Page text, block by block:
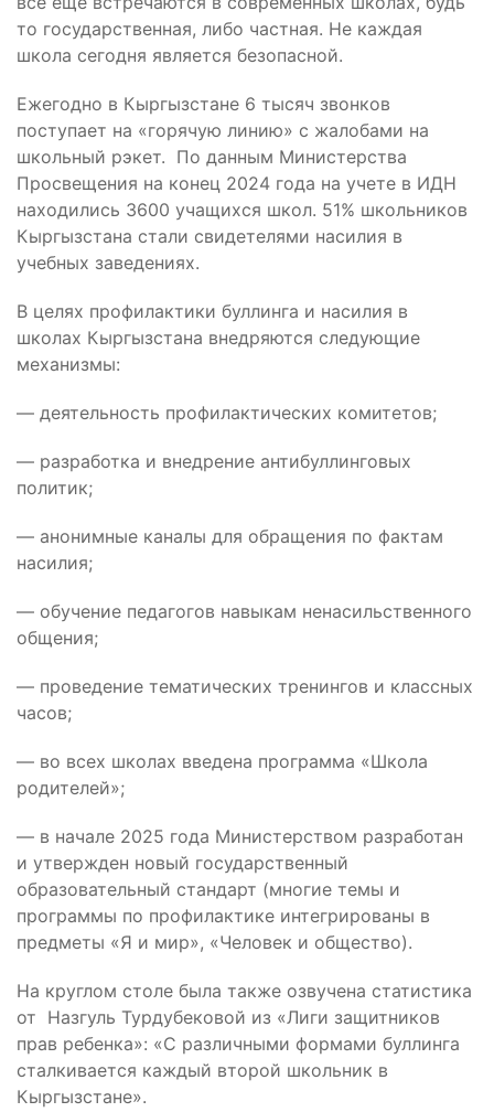
то государственная, либо частная. Не каждая
школа сегодня является безопасной.
Ежегодно в Кыргызстане 6 тысяч звонков
поступает на «горячую линию» с жалобами на
школьный рэкет. По данным Министерства
Просвещения на конец 2024 года на учете в ИДН
находились 3600 учащихся школ. 51% школьников
Кыргызстана стали свидетелями насилия в
учебных заведениях.
В целях профилактики буллинга и насилия в
школах Кыргызстана внедряются следующие
механизмы:
— деятельность профилактических комитетов;
— разработка и внедрение антибуллинговых
политик;
— анонимные каналы для обращения по фактам
насилия;
— обучение педагогов навыкам ненасильственного
общения;
— проведение тематических тренингов и классных
часов;
— во всех школах введена программа «Школа
родителей»;
— в начале 2025 года Министерством разработан
и утвержден новый государственный
образовательный стандарт (многие темы и
программы по профилактике интегрированы в
предметы «Я и мир», «Человек и общество).
На круглом столе была также озвучена статистика
от Назгуль Турдубековой из «Лиги защитников
прав ребенка»: «С различными формами буллинга
сталкивается каждый второй школьник в
Кыргызстане».